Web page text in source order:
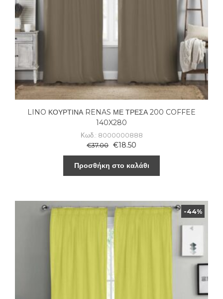
LINO ΚΟΥΡΤΙΝΑ RENAS ΜΕ ΤΡΕΣΑ 200 COFFEE
140X280
Κωδ.: 8000000888
€37.00 €18.50
Προσθήκη στο καλάθι
-44%